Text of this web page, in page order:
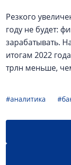
Резкого
году не будет:
зарабатывать.
итогам 2022
трлн меньше,
#аналитика